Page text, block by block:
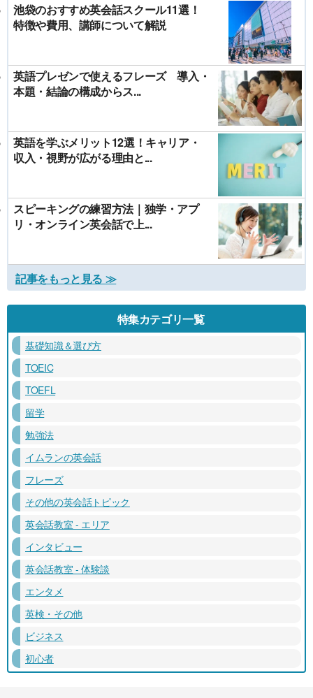
池袋のおすすめ英会話スクール11選！
特徴や費用、講師について解説
英語プレゼンで使えるフレーズ 導入・
本題・結論の構成からス...
英語を学ぶメリット12選！キャリア・
収入・視野が広がる理由と...
スピーキングの練習方法｜独学・アプ
リ・オンライン英会話で上...
記事をもっと見る ≫
特集カテゴリ一覧
基礎知識＆選び方
TOEIC
TOEFL
留学
勉強法
イムランの英会話
フレーズ
その他の英会話トピック
英会話教室 - エリア
インタビュー
英会話教室 - 体験談
エンタメ
英検・その他
ビジネス
初心者